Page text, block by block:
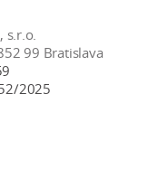
s.r.o.
99 Bratislava
2025